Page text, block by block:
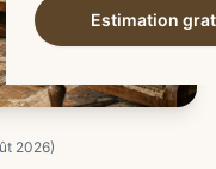
Estimation
2026)